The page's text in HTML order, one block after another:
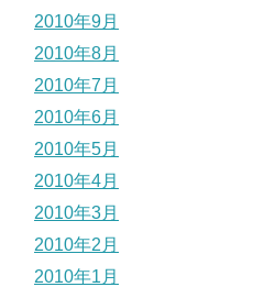
2010年9月
2010年8月
2010年7月
2010年6月
2010年5月
2010年4月
2010年3月
2010年2月
2010年1月